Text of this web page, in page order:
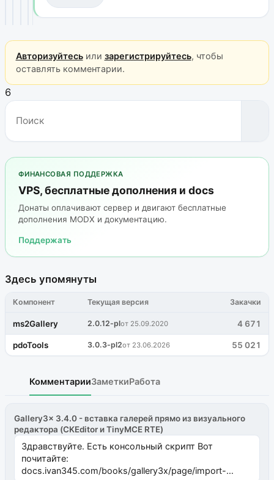
Авторизуйтесьили зарегистрируйтесь, чтобы
оставлять комментарии.
6
ФИНАНСОВАЯ ПОДДЕРЖКА
VPS, бесплатные дополнения и docs
Донаты оплачивают сервер и двигают бесплатные
дополнения MODX и документацию.
Поддержать
Здесь упомянуты
Компонент Текущая версия Закачки
ms2Gallery 2.0.12-plот 25.09.2020 4 671
pdoTools 3.0.3-pl2от 23.06.2026 55 021
КомментарииЗаметкиРабота
Gallery3x 3.4.0 - вставка галерей прямо из визуального
редактора (CKEditor и TinyMCE RTE)
Здравствуйте. Есть консольный скрипт Вот
почитайте:
docs.ivan345.com/books/gallery3x/page/import-